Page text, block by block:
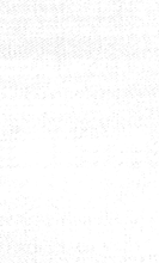
LES EMPLOYÉS